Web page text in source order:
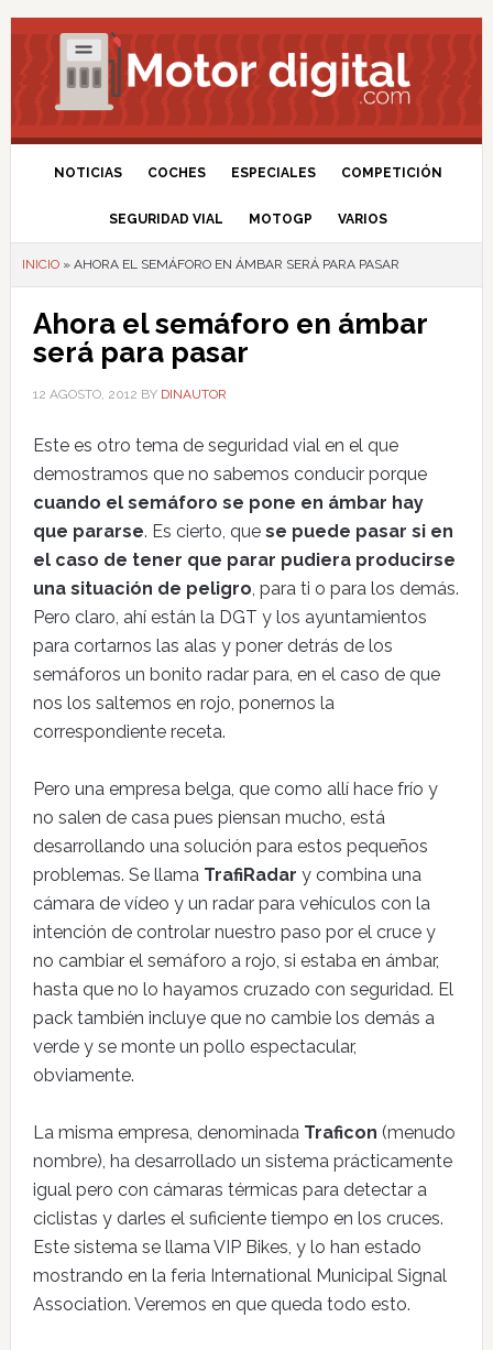
NOTICIAS COCHES ESPECIALES COMPETICIÓN
SEGURIDAD VIAL MOTOGP VARIOS
INICIO» AHORA EL SEMÁFORO EN ÁMBAR SERÁ PARA PASAR
Ahora el semáforo en ámbar
será para pasar
12 AGOSTO, 2012 BY DINAUTOR
Este es otro tema de seguridad vial en el que
demostramos que no sabemos conducir porque
cuando el semáforo se pone en ámbar hay
que pararse. Es cierto, que se puede pasar si en
el caso de tener que parar pudiera producirse
una situación de peligro, para ti o para los demás.
Pero claro, ahí están la DGT y los ayuntamientos
para cortarnos las alas y poner detrás de los
semáforos un bonito radar para, en el caso de que
nos los saltemos en rojo, ponernos la
correspondiente receta.
Pero una empresa belga, que como allí hace frío y
no salen de casa pues piensan mucho, está
desarrollando una solución para estos pequeños
problemas. Se llama TrafiRadar y combina una
cámara de vídeo y un radar para vehículos con la
intención de controlar nuestro paso por el cruce y
no cambiar el semáforo a rojo, si estaba en ámbar,
hasta que no lo hayamos cruzado con seguridad. El
pack también incluye que no cambie los demás a
verde y se monte un pollo espectacular,
obviamente.
La misma empresa, denominada Traficon (menudo
nombre), ha desarrollado un sistema prácticamente
igual pero con cámaras térmicas para detectar a
ciclistas y darles el suficiente tiempo en los cruces.
Este sistema se llama VIP Bikes, y lo han estado
mostrando en la feria International Municipal Signal
Association. Veremos en que queda todo esto.